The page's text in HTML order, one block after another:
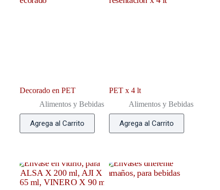
Decorado en PET
Alimentos y Bebidas
Agrega al Carrito
PET x 4 lt
Alimentos y Bebidas
Agrega al Carrito